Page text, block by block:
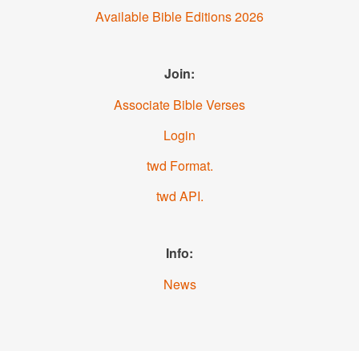
Available Bible Editions2026
Join:
Associate Bible Verses
Login
.twd Format
.twd API
Info:
News